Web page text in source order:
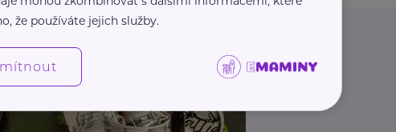
že používáte jejich služby.